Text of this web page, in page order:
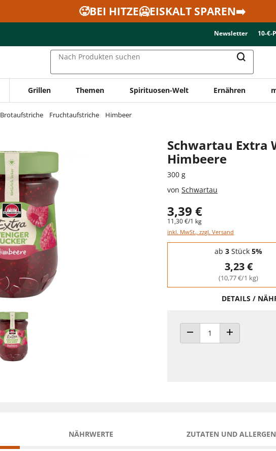
🥵BEI HITZE🥶EISKALT SPAREN➡️
Newsletter 10-€-
Nach Produkten suchen
Grillen Themen Spirituosen-Welt Ernähren
Brotaufstriche Fruchtaufstriche Himbeer
Schwartau Extra
Himbeere
300 g
von Schwartau
3,39 €
11,30 €/1 kg
inkl. MwSt., zzgl. Versand
Staffelpreise - Mengenrabatt
ab 3 Stück 5%
3,23 €
(10,77 €/1 kg)
DETAILS /
ANZAHL VERRINGERN
ANZAHL
NÄHRWERTE ZUTATEN UND